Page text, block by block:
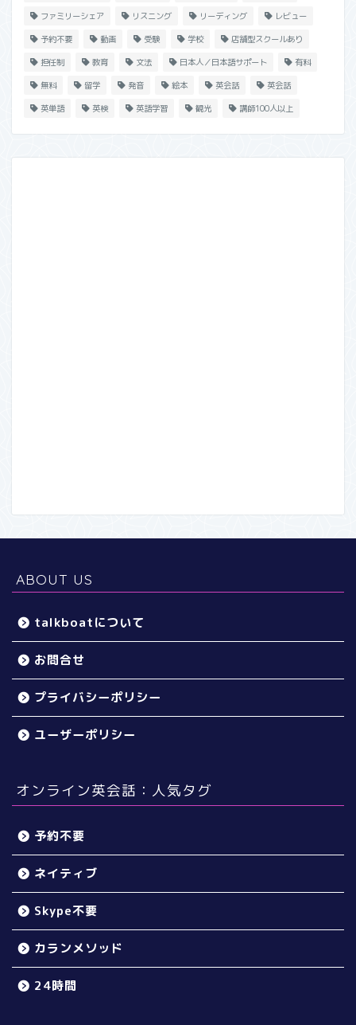
ファミリーシェア リスニング リーディング レビュー
予約不要 動画 受験 学校 店舗型スクールあり
担任制 教育 文法 日本人／日本語サポート 有料
無料 留学 発音 絵本 英会話 英会話
英単語 英検 英語学習 観光 講師100人以上
ABOUT US
talkboatについて
お問合せ
プライバシーポリシー
ユーザーポリシー
オンライン英会話：人気タグ
予約不要
ネイティブ
Skype不要
カランメソッド
24時間